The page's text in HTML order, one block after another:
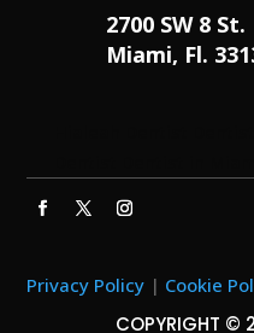
2700 SW 8 St.
Miami, Fl.
Privacy Policy | Cookie
COPYRIGHT ©